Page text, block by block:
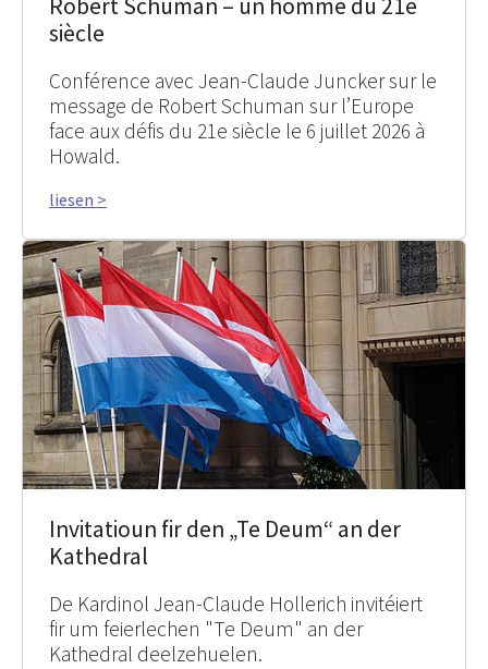
Robert Schuman – un homme du 21e
siècle
Conférence avec Jean-Claude Juncker sur le
message de Robert Schuman sur l’Europe
face aux défis du 21e siècle le 6 juillet 2026 à
Howald.
liesen >
Invitatioun fir den „Te Deum“ an der
Kathedral
De Kardinol Jean-Claude Hollerich invitéiert
fir um feierlechen "Te Deum" an der
Kathedral deelzehuelen.